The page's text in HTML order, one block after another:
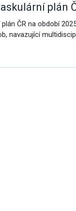
plán
ČR na období
navazující